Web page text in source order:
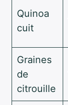
Quinoa
cuit
Graines
de
citrouille